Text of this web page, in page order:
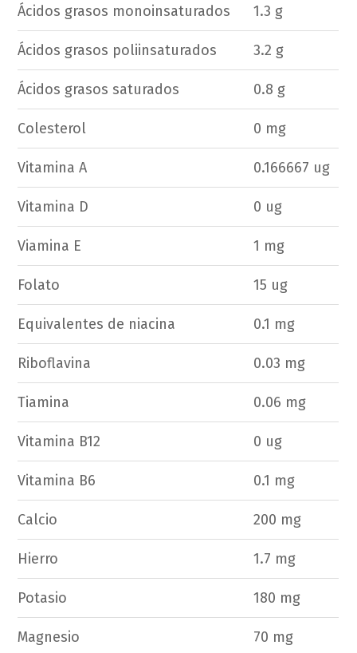
Ácidos grasos monoinsaturados 1.3 g
Ácidos grasos poliinsaturados 3.2 g
Ácidos grasos saturados 0.8 g
Colesterol 0 mg
Vitamina A 0.166667 ug
Vitamina D 0 ug
Viamina E 1 mg
Folato 15 ug
Equivalentes de niacina 0.1 mg
Riboflavina 0.03 mg
Tiamina 0.06 mg
Vitamina B12 0 ug
Vitamina B6 0.1 mg
Calcio 200 mg
Hierro 1.7 mg
Potasio 180 mg
Magnesio 70 mg